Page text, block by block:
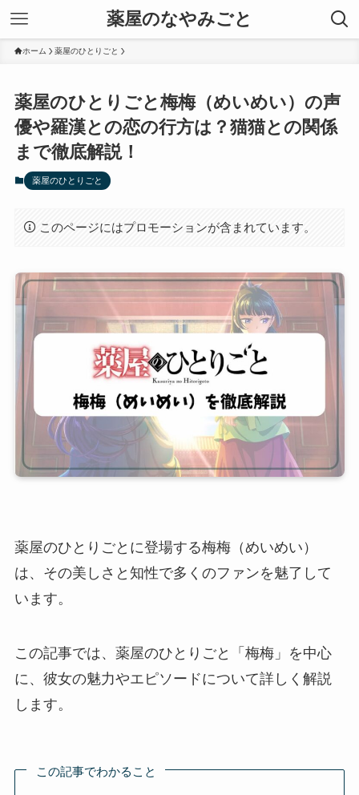
薬屋のなやみごと
ホーム 薬屋のひとりごと
薬屋のひとりごと梅梅（めいめい）の声
優や羅漢との恋の行方は？猫猫との関係
まで徹底解説！
薬屋のひとりごと
このページにはプロモーションが含まれています。
薬屋のひとりごとに登場する梅梅（めいめい）
は、その美しさと知性で多くのファンを魅了して
います。
この記事では、薬屋のひとりごと「梅梅」を中心
に、彼女の魅力やエピソードについて詳しく解説
します。
この記事でわかること